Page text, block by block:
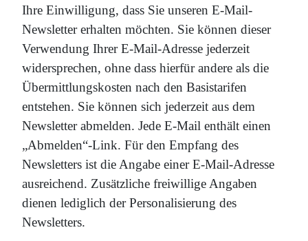
Ihre Einwilligung, dass Sie unseren E-Mail-
Newsletter erhalten möchten. Sie können dieser
Verwendung Ihrer E-Mail-Adresse jederzeit
widersprechen, ohne dass hierfür andere als die
Übermittlungskosten nach den Basistarifen
entstehen. Sie können sich jederzeit aus dem
Newsletter abmelden. Jede E-Mail enthält einen
„Abmelden“-Link. Für den Empfang des
Newsletters ist die Angabe einer E-Mail-Adresse
ausreichend. Zusätzliche freiwillige Angaben
dienen lediglich der Personalisierung des
Newsletters.